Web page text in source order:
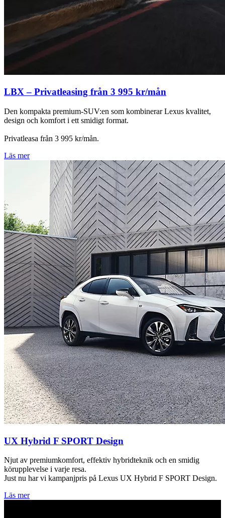
LBX – Privatleasing från 3 995 kr/mån
Den kompakta premium-SUV:en som kombinerar Lexus kvalitet,
design och komfort i ett smidigt format.
Privatleasa från 3 995 kr/mån.
Läs mer
UX Hybrid F SPORT Design
Njut av premiumkomfort, effektiv hybridteknik och en smidig
körupplevelse i varje resa.
Just nu har vi kampanjpris på Lexus UX Hybrid F SPORT Design.
Läs mer